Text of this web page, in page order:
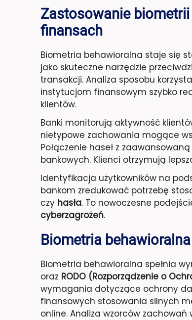
Zastosowanie
finansach
Biometria behawioralna staje się
jako skuteczne narzędzie
transakcji. Analiza sposobu
instytucjom finansowym szybko
klientów.
Banki monitorują aktywność
nietypowe zachowania mogące
Połączenie haseł z
bankowych. Klienci otrzymują
Identyfikacja użytkowników na
bankom zredukować potrzebę
czy hasła. To nowoczesne
cyberzagrożeń.
Biometria
Biometria behawioralna spełnia
oraz RODO (Rozporządzenie o
wymagania dotyczące ochrony
finansowych stosowania silnych
online. Analiza wzorców